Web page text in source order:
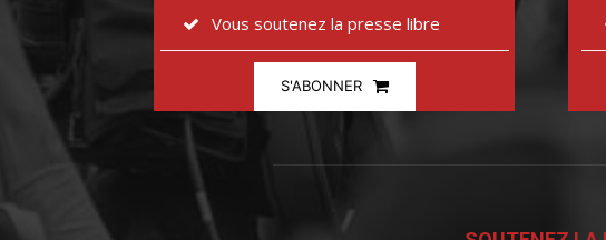
Vous soutenez la presse libre
S'ABONNER